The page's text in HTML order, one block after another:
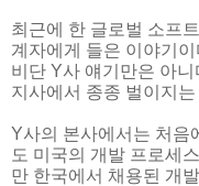
최근에 한 글로벌 소프
계자에게 들은 이야기이
비단 Y사 얘기만은 아
지사에서 종종 벌이지는
Y사의 본사에서는 처음
도 미국의 개발 프로세
만 한국에서 채용된 개